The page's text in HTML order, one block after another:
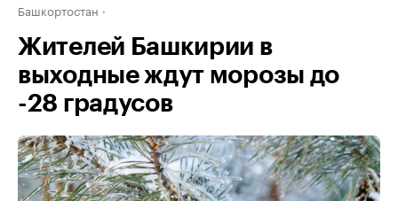
Башкортостан
Жителей Башкирии в
выходные ждут морозы до
-28 градусов